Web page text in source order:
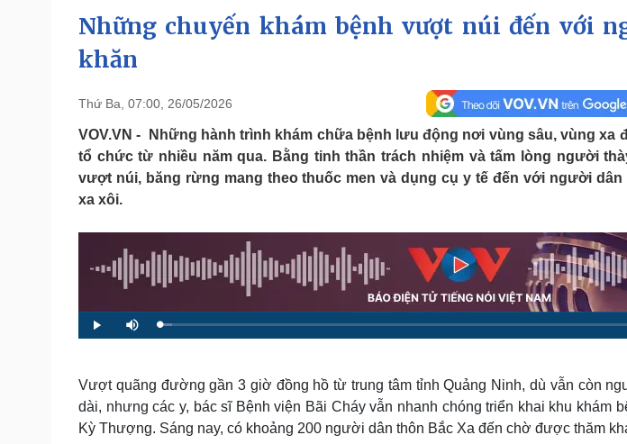
Nhận diện sự thật
Dấu ấn VOV
Pháp luật
Tin nóng
Tư vấn luật
Việt Nam
Phân tích
Thể thao
Lịch thi đấu bóng đá
Thế giới thể thao
eSports
Sức khỏe
Dinh dưỡng - món ngon
Cây thuốc
Sản phụ khoa
Nhi khoa
Nam khoa
Ăn sạch sống khỏe
Đời sống
Nhà đẹp
Blog
Tình yêu - Gia đình
Văn hóa
Sân khấu - Điện ảnh
Văn học
Âm nhạc
Di sản
Cải chính
Những chuyến khám bệnh vượt núi đến với
khăn
Thứ Ba, 07:00, 26/05/2026
VOV.VN - Những hành trình khám chữa bệnh lưu động nơi vùng sâu, vùng xa
tổ chức từ nhiều năm qua. Bằng tinh thần trách nhiệm và tấm lòng người
vượt núi, băng rừng mang theo thuốc men và dụng cụ y tế đến với người dân
xa xôi.
P
l
M
u
L
o
:
1
.
9
%
Vượt quãng đường gần 3 giờ đồng hồ từ trung tâm tỉnh Quảng Ninh, dù vẫn còn
dài, nhưng các y, bác sĩ Bệnh viện Bãi Cháy vẫn nhanh chóng triển khai khu khám
Kỳ Thượng. Sáng nay, có khoảng 200 người dân thôn Bắc Xa đến chờ được thăm